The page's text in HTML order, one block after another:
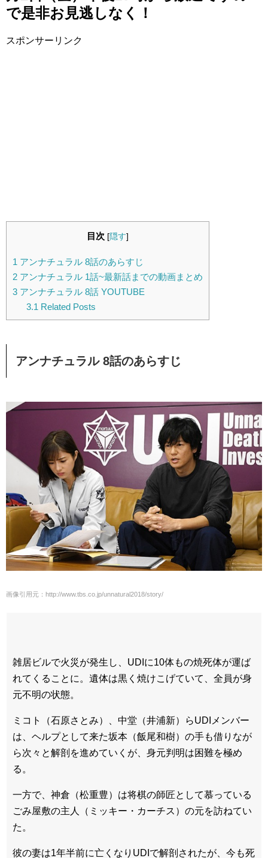
で是非お見逃しなく！
スポンサーリンク
目次 [隠す]
1 アンナチュラル 8話のあらすじ
2 アンナチュラル 1話~最新話までの動画まとめ
3 アンナチュラル 8話 YOUTUBE
3.1 Related Posts
アンナチュラル 8話のあらすじ
画像引用元：http://www.tbs.co.jp/unnatural2018/story/
雑居ビルで火災が発生し、UDIに10体もの焼死体が運ば
れてくることに。遺体は黒く焼けこげていて、全員が身
元不明の状態。
ミコト（石原さとみ）、中堂（井浦新）らUDIメンバー
は、ヘルプとして来た坂本（飯尾和樹）の手も借りなが
ら次々と解剖を進めていくが、身元判明は困難を極め
る。
一方で、神倉（松重豊）は将棋の師匠として慕っている
ごみ屋敷の主人（ミッキー・カーチス）の元を訪ねてい
た。
彼の妻は1年半前に亡くなりUDIで解剖されたが、今も死